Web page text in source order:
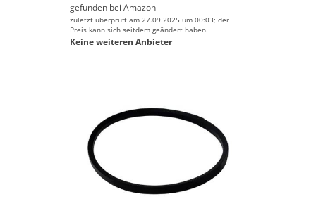
gefunden bei Amazon
zuletzt überprüft am 27.09.2025 um 00:03; der
Preis kann sich seitdem geändert haben.
Keine weiteren Anbieter